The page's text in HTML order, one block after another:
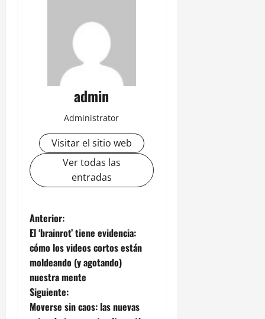
admin
Administrator
Visitar el sitio web
Ver todas las
entradas
N
a
v
e
Anterior:
El ‘brainrot’ tiene evidencia:
cómo los videos cortos están
moldeando (y agotando)
nuestra mente
Siguiente:
Moverse sin caos: las nuevas